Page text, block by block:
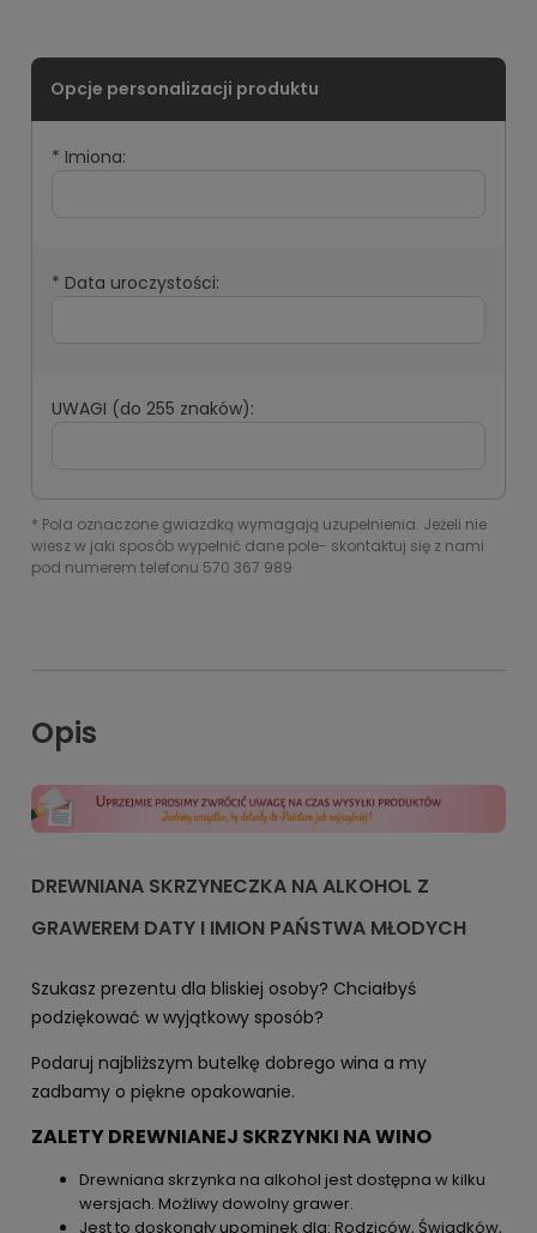
* Imiona:
* Data uroczystości:
UWAGI (do 255 znaków):
* Pola oznaczone gwiazdką wymagają uzupełnienia. Jeżeli nie
wiesz w jaki sposób wypełnić dane pole- skontaktuj się z nami
pod numerem telefonu 570 367 989
Opis
DREWNIANA SKRZYNECZKA NA ALKOHOL Z
GRAWEREM DATY I IMION PAŃSTWA MŁODYCH
Szukasz prezentu dla bliskiej osoby? Chciałbyś
podziękować w wyjątkowy sposób?
Podaruj najbliższym butelkę dobrego wina a my
zadbamy o piękne opakowanie.
ZALETY DREWNIANEJ SKRZYNKI NA WINO
Drewniana skrzynka na alkohol jest dostępna w kilku
wersjach. Możliwy dowolny grawer.
Jest to doskonały upominek dla: Rodziców, Świadków,